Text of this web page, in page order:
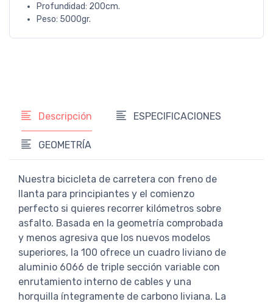
Profundidad: 200cm.
Peso: 5000gr.
Descripción ESPECIFICACIONES
GEOMETRÍA
Nuestra bicicleta de carretera con freno de
llanta para principiantes y el comienzo
perfecto si quieres recorrer kilómetros sobre
asfalto. Basada en la geometría comprobada
y menos agresiva que los nuevos modelos
superiores, la 100 ofrece un cuadro liviano de
aluminio 6066 de triple sección variable con
enrutamiento interno de cables y una
horquilla íntegramente de carbono liviana. La